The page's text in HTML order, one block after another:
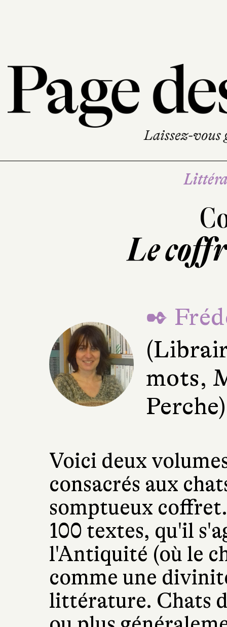
Le
✒
mots,
Perche)
Voici deux
consacrés aux
somptueux
100 textes, qu'il
l'Antiquité (où le
comme une
littérature. Chats